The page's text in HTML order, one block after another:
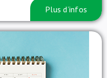
Plus d’infos